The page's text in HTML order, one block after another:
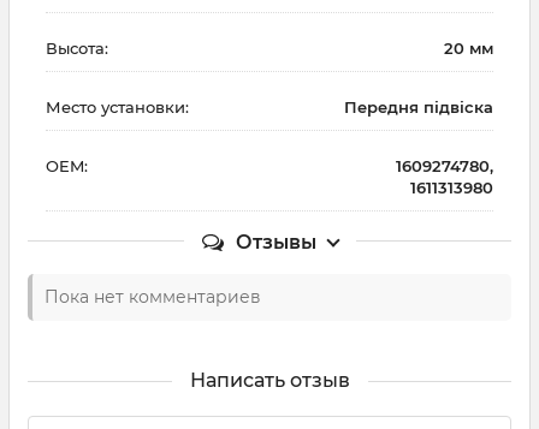
Высота: 20 мм
Место установки: Передня підвіска
OEM:
1609274780,
1611313980
Отзывы
Пока нет комментариев
Написать отзыв